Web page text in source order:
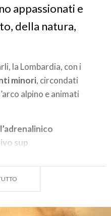
appassionati e
della natura,
la Lombardia, con i
minori, circondati
alpino e animati
sup
altresì un grandissimo
che si pratica su una
capriole ed evoluzioni